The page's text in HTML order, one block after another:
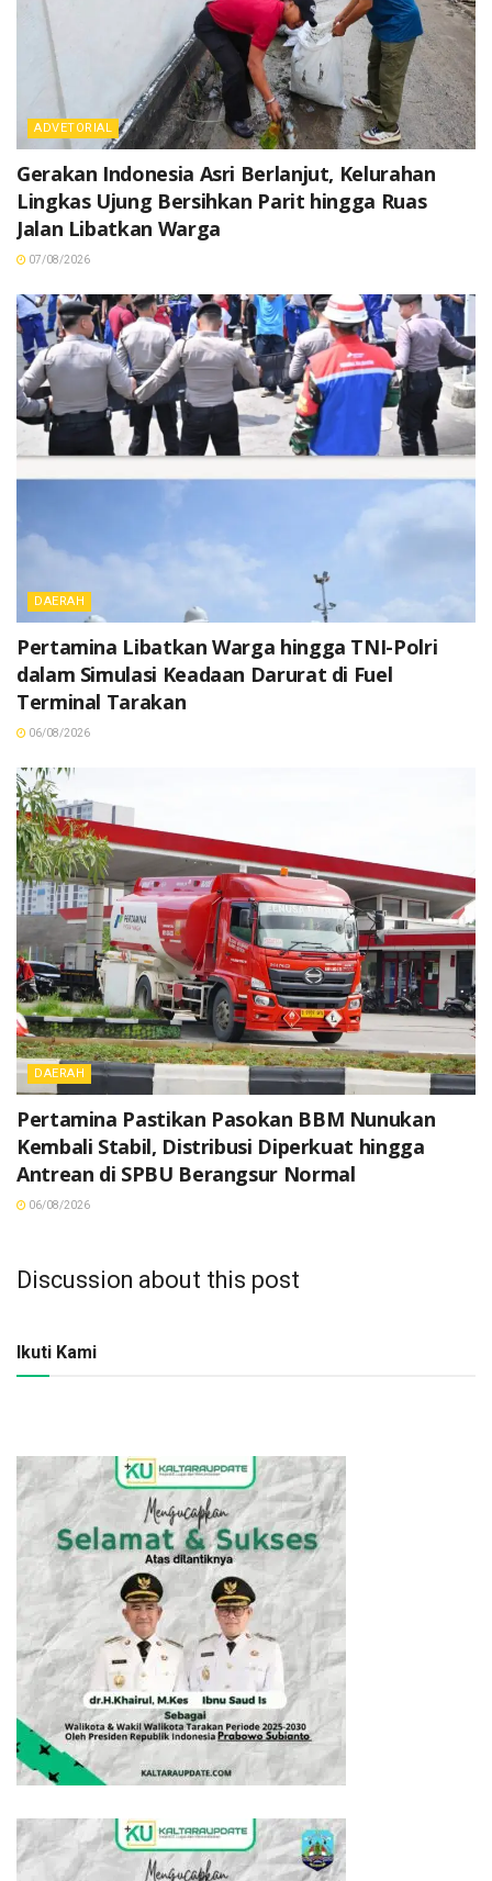
ADVETORIAL
Gerakan Indonesia Asri Berlanjut, Kelurahan
Lingkas Ujung Bersihkan Parit hingga Ruas
Jalan Libatkan Warga
07/08/2026
DAERAH
Pertamina Libatkan Warga hingga TNI-Polri
dalam Simulasi Keadaan Darurat di Fuel
Terminal Tarakan
06/08/2026
DAERAH
Pertamina Pastikan Pasokan BBM Nunukan
Kembali Stabil, Distribusi Diperkuat hingga
Antrean di SPBU Berangsur Normal
06/08/2026
Discussion about this post
Ikuti Kami